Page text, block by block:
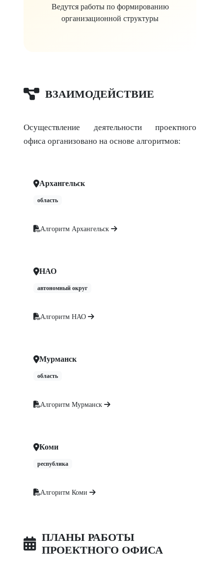
Ведутся работы по формированию
организационной структуры
ВЗАИМОДЕЙСТВИЕ
Осуществление деятельности проектного
офиса организовано на основе алгоритмов:
Архангельск
область
Алгоритм Архангельск
НАО
автономный округ
Алгоритм НАО
Мурманск
область
Алгоритм Мурманск
Коми
республика
Алгоритм Коми
ПЛАНЫ РАБОТЫ
ПРОЕКТНОГО ОФИСА